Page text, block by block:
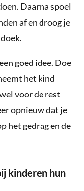
Daarna spoel
af en droog je
goed idee. Doe
het kind
voor de rest
opnieuw dat je
het gedrag en de
kinderen hun